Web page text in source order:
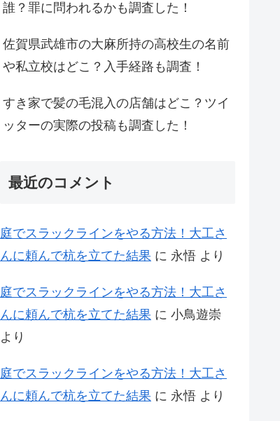
誰？罪に問われるかも調査した！
佐賀県武雄市の大麻所持の高校生の名前
や私立校はどこ？入手経路も調査！
すき家で髪の毛混入の店舗はどこ？ツイ
ッターの実際の投稿も調査した！
最近のコメント
庭でスラックラインをやる方法！大工さ
んに頼んで杭を立てた結果 に 永悟 より
庭でスラックラインをやる方法！大工さ
んに頼んで杭を立てた結果 に 小鳥遊崇
より
庭でスラックラインをやる方法！大工さ
んに頼んで杭を立てた結果 に 永悟 より